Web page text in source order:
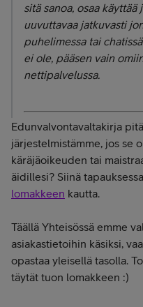
sitä sanoa, osaa
uuvuttavaa jatkuvasti
puhelimessa tai
ei ole, pääsen vain
nettipalvelussa.
Edunvalvontavaltakirja
järjestelmistämme, jos se
käräjäoikeuden tai
äidillesi? Siinä
lomakkeen kautta.
Täällä Yhteisössä emme
asiakastietoihin käsiksi,
opastaa yleisellä tasolla.
täytät tuon lomakkeen :)